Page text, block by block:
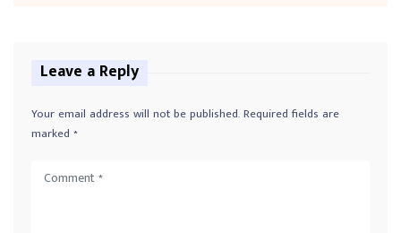
Leave a Reply
Your email address will not be published.Required fields are
marked *